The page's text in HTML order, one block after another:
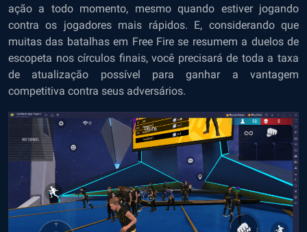
ação a todo momento, mesmo quando estiver jogando
contra os jogadores mais rápidos. E, considerando que
muitas das batalhas em Free Fire se resumem a duelos de
escopeta nos círculos finais, você precisará de toda a taxa
de atualização possível para ganhar a vantagem
competitiva contra seus adversários.